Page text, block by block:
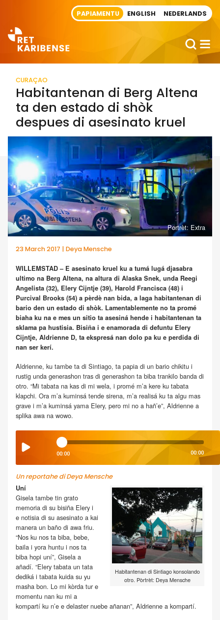
PAPIAMENTU ENGLISH NEDERLANDS
CURAÇAO
Habitantenan di Berg Altena
ta den estado di shòk
despues di asesinato kruel
Portrèt: Extra
23 March 2017 | Deya Mensche
WILLEMSTAD – E asesinato kruel ku a tumá lugá djasabra
ultimo na Berg Altena, na altura di Alaska Snek, unda Reegi
Angelista (32), Elery Cijntje (39), Harold Francisca (48) i
Purcival Brooks (54) a pèrdè nan bida, a laga habitantenan di
bario den un estado di shòk. Lamentablemente no ta promé
biaha ku na e mes un sitio ta asesiná hende i habitantenan ta
sklama pa hustisia. Bisiña i e enamorada di defuntu Elery
Cijntje, Aldrienne D, ta ekspresá nan dolo pa ku e perdida di
nan ser kerí.
Aldrienne, ku tambe ta di Sintiago, ta papia di un bario chikitu i
rustig unda generashon tras di generashon ta biba trankilo banda di
otro. “Mi tabata na kas di mi wela, i promé m’a kere ku tabata
klapchi. Ora m’a kuminsá tende sirena, m’a realisá ku ta algu mas
grave i m’a kuminsá yama Elery, pero mi no a hañ’e”, Aldrienne a
splika awa na wowo.
00:00 00:00
Un reportahe di Deya Mensche
Habitantenan di Sintiago konsolando
otro. Pòrtrèt: Deya Mensche
Uní
Gisela tambe tin grato
memoria di su bisiña Elery i
e notisia di su asesinato a kai
manera un baño di awa friu.
“Nos ku nos ta biba, bebe,
baila i yora huntu i nos ta
biba hopi uní”, Gisela a
añadí. “Elery tabata un tata
dediká i tabata kuida su yu
masha bon. Lo mi kòrda tur e
momentu nan ku mi a
kompartí ku n’e e delaster nuebe añanan”, Aldrienne a kompartí.